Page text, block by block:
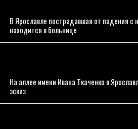
В Ярославле пострадавшая от падения с
находится в больнице
На аллее имени Ивана Ткаченко в
эскиз